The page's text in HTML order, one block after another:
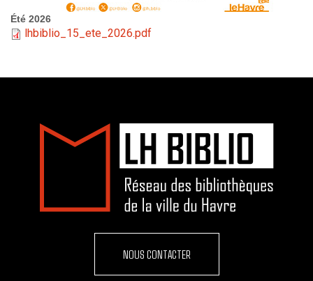
Été 2026
lhbiblio_15_ete_2026.pdf
NOUS CONTACTER